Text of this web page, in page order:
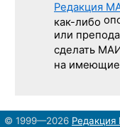
Редакция
как-либо
или
сделать
на
© 1999—2026 Редакция